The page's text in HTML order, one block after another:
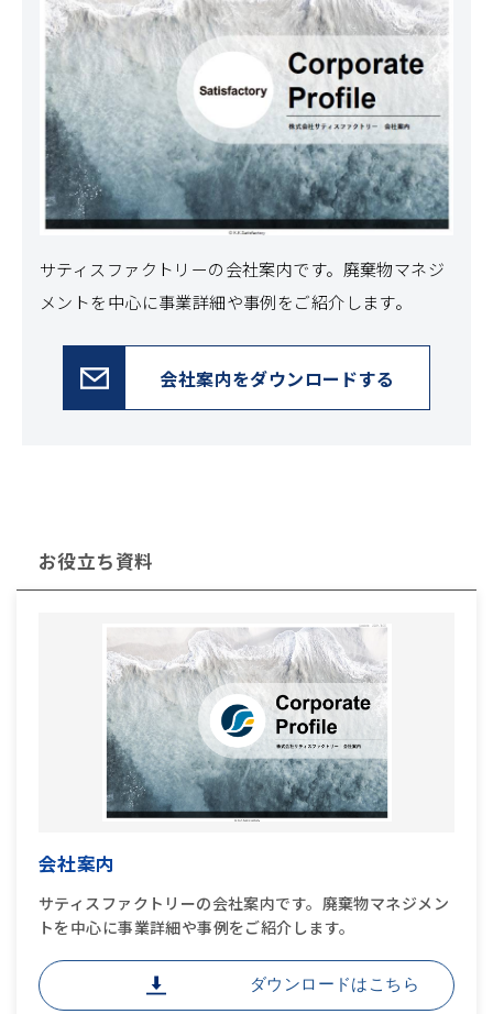
サティスファクトリーの会社案内です。 廃棄物マネジ
メントを中心に事業詳細や事例をご紹介します。
会社案内をダウンロードする
お役立ち資料
会社案内
サティスファクトリーの会社案内です。廃棄物マネジメン
トを中心に事業詳細や事例をご紹介します。
ダウンロードはこちら